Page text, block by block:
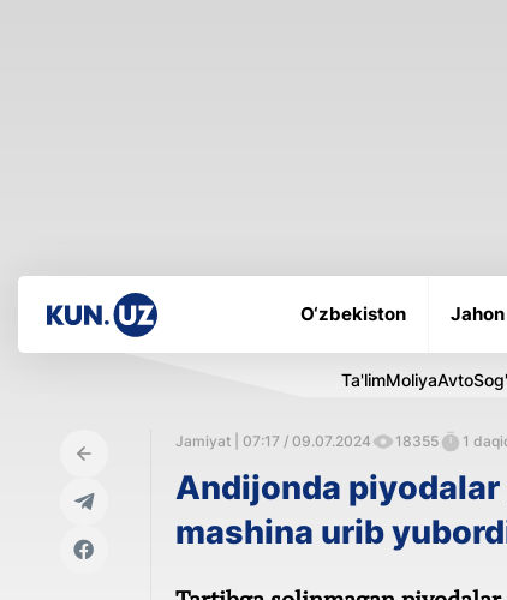
O‘zbekiston Jahon
Ta'limMoliyaAvto
Jamiyat | 07:17 / 09.07.2024 18355 1
Andijonda piyodalar
mashina urib